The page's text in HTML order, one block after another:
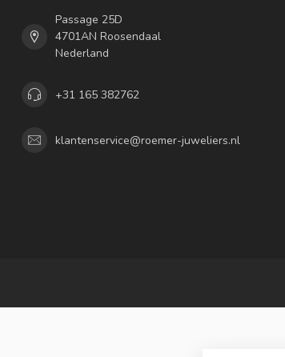
Passage 25D
4701AN Roosendaal
Nederland
+31 165 382762
klantenservice@roemer-juweliers.nl